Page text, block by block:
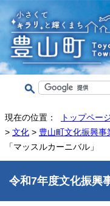
現在の位置： トップペー
> 文化 > 豊山町文化振興事
「マッスルカーニバル」
令和7年度文化振興